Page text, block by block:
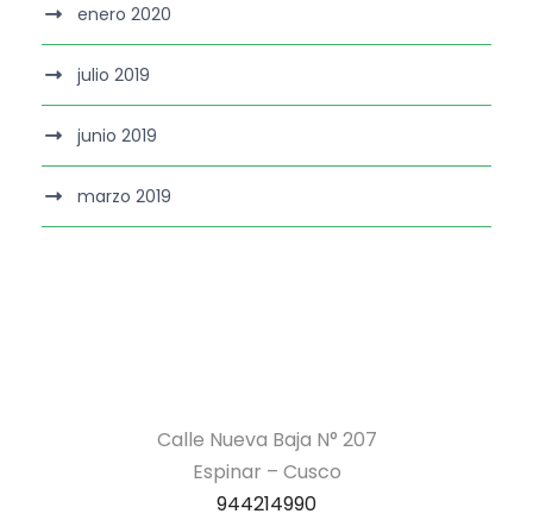
enero 2020
julio 2019
junio 2019
marzo 2019
Calle Nueva Baja N° 207
Espinar – Cusco
944214990